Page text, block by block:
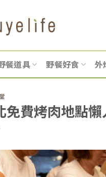
餐道具 野餐好食 外
費烤肉地點